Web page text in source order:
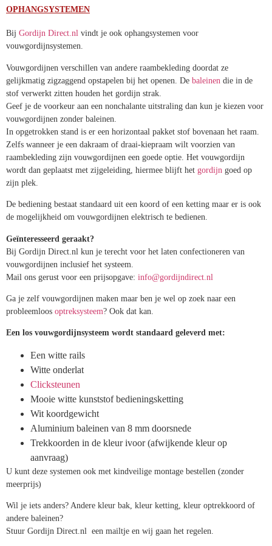
BijGordijn Direct.nlvindt je ook ophangsystemen voor
vouwgordijnsystemen.
Vouwgordijnen verschillen van andere raambekleding doordat ze
gelijkmatig zigzaggend opstapelen bij het openen. Debaleinen die in
de stof verwerkt zitten houden het gordijn strak.
Geef je de voorkeur aan een nonchalante uitstraling dan kun je kiezen
voor vouwgordijnen zonder baleinen.
In opgetrokken stand is er een horizontaal pakket stof bovenaan het
Zelfs wanneer je een dakraam of draai-kiepraam wilt voorzien van
raambekleding zijn vouwgordijnen een goede optie. Het vouwgordijn
wordt dan geplaatst met zijgeleiding, hiermee blijft het
op zijn plek.
De bediening bestaat standaard uit een koord of een ketting maar er
is ook de mogelijkheid om vouwgordijnen elektrisch te bedienen.
Geïnteresseerd geraakt?
Bij Gordijn Direct.nl kun je terecht voor het laten confectioneren van
vouwgordijnen inclusief het systeem.
Mail ons gerust voor een prijsopgave:
info@gordijndirect.nl
probleemloosoptreksysteem
Een los vouwgordijnsysteem wordt standaard geleverd met:
Een witte rails
Witte onderlat
Clicksteunen
Mooie witte kunststof bedieningsketting
Wit koordgewicht
Aluminium baleinen van 8 mm doorsnede
Trekkoorden in de kleur ivoor (afwijkende kleur op
aanvraag)
U kunt deze systemen ook met kindveilige montage bestellen (zonder